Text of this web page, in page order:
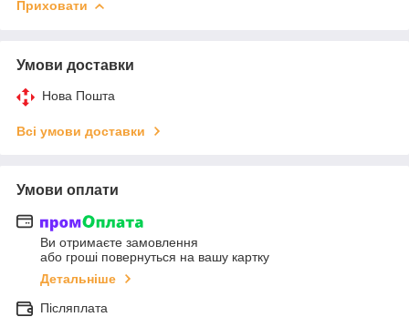
Приховати
Умови доставки
Нова Пошта
Всі умови доставки
Умови оплати
Ви отримаєте замовлення
або гроші повернуться на вашу картку
Детальніше
Післяплата